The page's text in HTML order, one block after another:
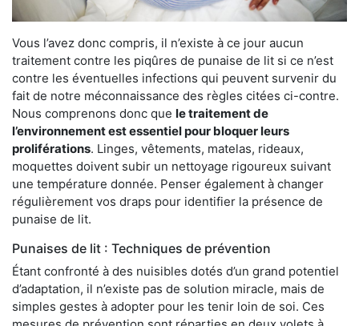
Vous l’avez donc compris, il n’existe à ce jour aucun
traitement contre les piqûres de punaise de lit si ce n’est
contre les éventuelles infections qui peuvent survenir du
fait de notre méconnaissance des règles citées ci-contre.
Nous comprenons donc que le traitement de
l’environnement est essentiel pour bloquer leurs
proliférations. Linges, vêtements, matelas, rideaux,
moquettes doivent subir un nettoyage rigoureux suivant
une température donnée. Penser également à changer
régulièrement vos draps pour identifier la présence de
punaise de lit.
Punaises de lit : Techniques de prévention
Étant confronté à des nuisibles dotés d’un grand potentiel
d’adaptation, il n’existe pas de solution miracle, mais de
simples gestes à adopter pour les tenir loin de soi. Ces